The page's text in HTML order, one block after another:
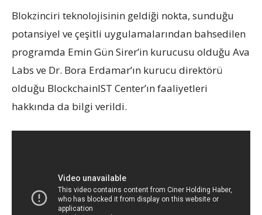
Blokzinciri teknolojisinin geldiği nokta, sunduğu
potansiyel ve çeşitli uygulamalarından bahsedilen
programda Emin Gün Sirer’in kurucusu olduğu Ava
Labs ve Dr. Bora Erdamar’ın kurucu direktörü
olduğu BlockchainIST Center’ın faaliyetleri
hakkında da bilgi verildi.